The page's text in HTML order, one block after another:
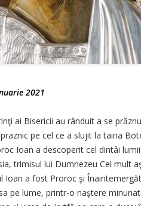
2021
ai Bisericii au rânduit a se
pe cel ce a slujit la taina
Ioan a descoperit cel dintâi
trimisul lui Dumnezeu Cel mult
Ioan a fost Proroc şi
pe lume, printr-o naştere